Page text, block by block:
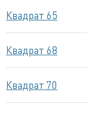
Квадрат 65
Квадрат 68
Квадрат 70